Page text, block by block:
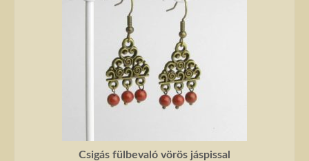
Csigás fülbevaló vörös jáspissal